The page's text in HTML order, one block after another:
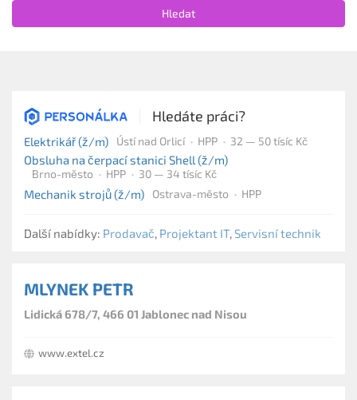
Hledat
Hledáte práci?
Elektrikář (ž/m) Ústí nad Orlicí HPP 32 — 50 tísíc Kč
Obsluha na čerpací stanici Shell (ž/m)
Brno-město HPP 30 — 34 tísíc Kč
Mechanik strojů (ž/m) Ostrava-město HPP
Další nabídky: Prodavač, Projektant IT, Servisní technik
MLYNEK PETR
Lidická 678/7, 466 01 Jablonec nad Nisou
www.extel.cz